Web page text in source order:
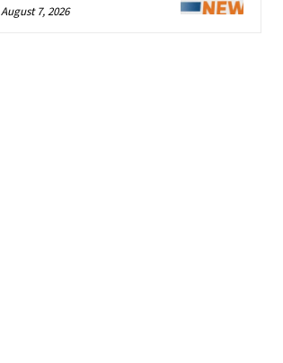
August 7, 2026